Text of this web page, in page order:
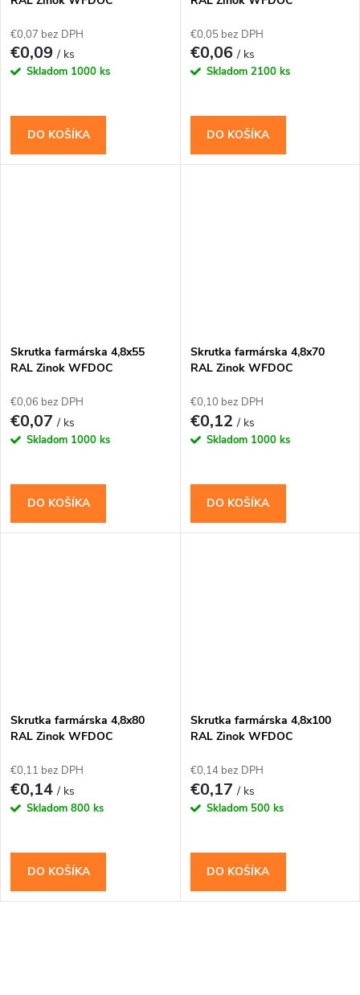
€0,07 bez DPH
€0,09/ ks
Skladom 1000 ks
DO KOŠÍKA
€0,05 bez DPH
€0,06/ ks
Skladom 2100 ks
DO KOŠÍKA
Skrutka farmárska 4,8x55
RAL Zinok WFDOC
€0,06 bez DPH
€0,07/ ks
Skladom 1000 ks
DO KOŠÍKA
Skrutka farmárska 4,8x70
RAL Zinok WFDOC
€0,10 bez DPH
€0,12/ ks
Skladom 1000 ks
DO KOŠÍKA
Skrutka farmárska 4,8x80
RAL Zinok WFDOC
€0,11 bez DPH
€0,14/ ks
Skladom 800 ks
DO KOŠÍKA
Skrutka farmárska 4,8x100
RAL Zinok WFDOC
€0,14 bez DPH
€0,17/ ks
Skladom 500 ks
DO KOŠÍKA